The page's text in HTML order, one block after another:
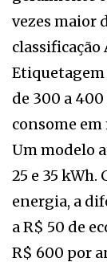
vezes maior
classificação
Etiquetagem
de 300 a
consome em
Um modelo
25 e 35
energia, a
a R$ 50 de
R$ 600 por